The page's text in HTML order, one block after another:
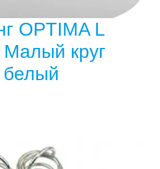
OPTIMA L
Малый круг